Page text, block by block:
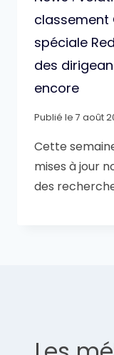
classement
spéciale
des
encore
Publié le 7 août
Cette
mises à jour
des